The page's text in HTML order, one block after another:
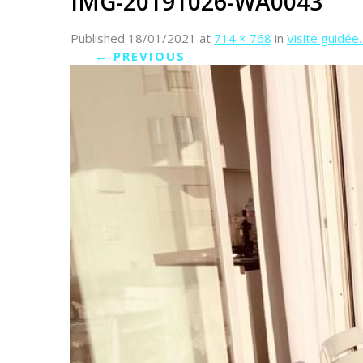
Published 18/01/2021 at 714 × 768 in Visite
← PREVIOUS